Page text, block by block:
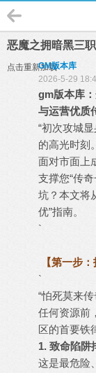
恶魔之拥暗黑三
点击重新加载GM版本库
2026-5-29
gm版本库
与运营优质
“初次攻城
的高光时刻
面对市面上
支撑您“传奇
坑？本文将
优”指南。
`
【第一步
`
“怕死莫来
任何资源前
区的首要铁
1. 致命陷阱
这是最危险